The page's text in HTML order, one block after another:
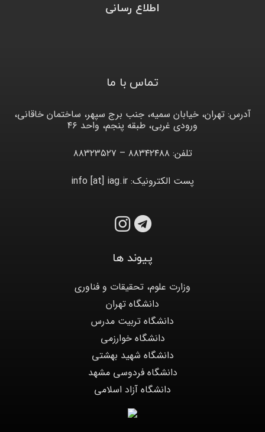
اطلاع رسانی
تماس با ما
آدرس: تهران، خیابان سمیه، جنب برج سپهر، ساختمان خاقانی،
ورودی غربی، طبقه پنجم، واحد ۴۶
تلفن: ۸۸۳۴۲۴۸۸ – ۸۸۳۲۳۵۲۷
پست الکترونیک: info [at] iag.ir
پیوند ها
وزارت علوم، تحقیقات و فناوری
دانشگاه تهران
دانشگاه تربیت مدرس
دانشگاه خوارزمی
دانشگاه شهید بهشتی
دانشگاه فردوسی مشهد
دانشگاه آزاد اسلامی